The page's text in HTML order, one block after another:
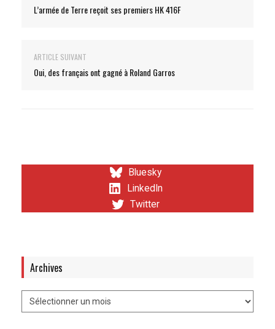
L’armée de Terre reçoit ses premiers HK 416F
ARTICLE SUIVANT
Oui, des français ont gagné à Roland Garros
Bluesky
LinkedIn
Twitter
Archives